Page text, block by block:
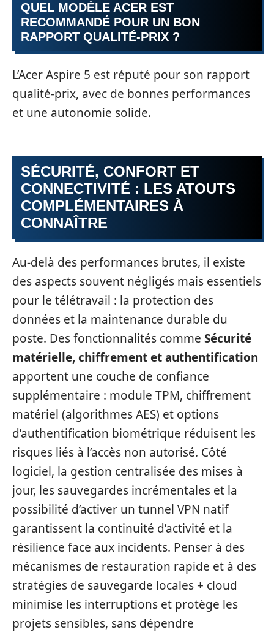
QUEL MODÈLE ACER EST
RECOMMANDÉ POUR UN BON
RAPPORT QUALITÉ-PRIX ?
L’Acer Aspire 5 est réputé pour son rapport
qualité-prix, avec de bonnes performances
et une autonomie solide.
SÉCURITÉ, CONFORT ET
CONNECTIVITÉ : LES ATOUTS
COMPLÉMENTAIRES À
CONNAÎTRE
Au-delà des performances brutes, il existe
des aspects souvent négligés mais essentiels
pour le télétravail : la protection des
données et la maintenance durable du
poste. Des fonctionnalités comme Sécurité
matérielle, chiffrement et authentification
apportent une couche de confiance
supplémentaire : module TPM, chiffrement
matériel (algorithmes AES) et options
d’authentification biométrique réduisent les
risques liés à l’accès non autorisé. Côté
logiciel, la gestion centralisée des mises à
jour, les sauvegardes incrémentales et la
possibilité d’activer un tunnel VPN natif
garantissent la continuité d’activité et la
résilience face aux incidents. Penser à des
mécanismes de restauration rapide et à des
stratégies de sauvegarde locales + cloud
minimise les interruptions et protège les
projets sensibles, sans dépendre